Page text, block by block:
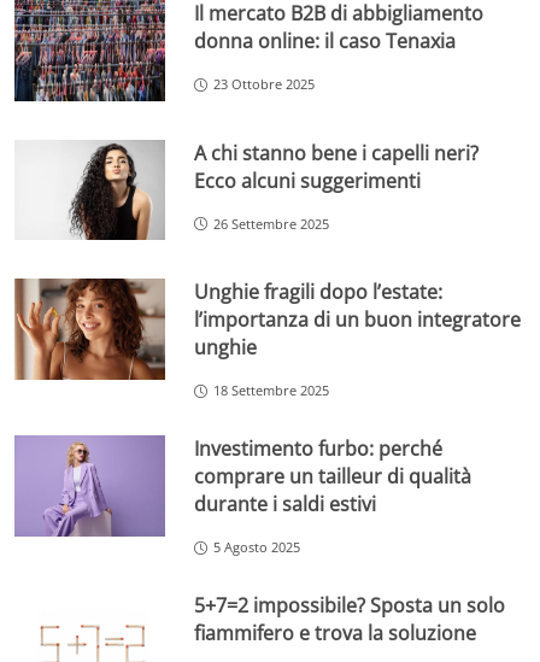
Il mercato B2B di abbigliamento
donna online: il caso Tenaxia
23 Ottobre 2025
A chi stanno bene i capelli neri?
Ecco alcuni suggerimenti
26 Settembre 2025
Unghie fragili dopo l’estate:
l’importanza di un buon integratore
unghie
18 Settembre 2025
Investimento furbo: perché
comprare un tailleur di qualità
durante i saldi estivi
5 Agosto 2025
5+7=2 impossibile? Sposta un solo
fiammifero e trova la soluzione